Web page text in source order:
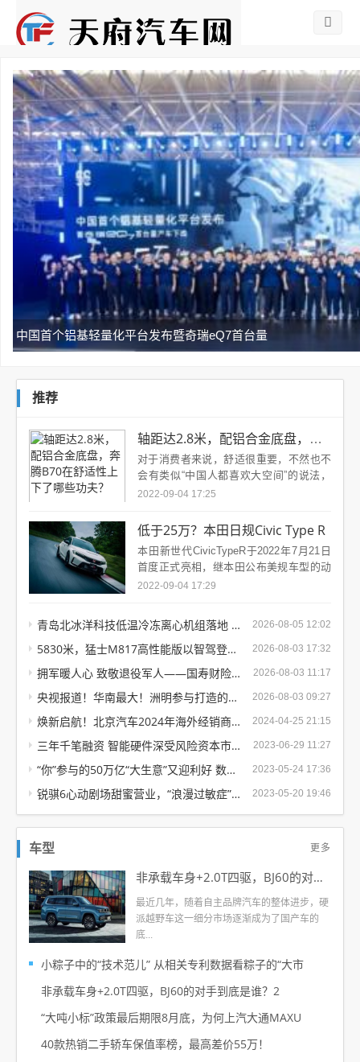
中国首个铝基轻量化平台发布暨奇瑞eQ7首台量
推荐
轴距达2.8米，配铝合金底盘，奔腾B70在舒
对于消费者来说，舒适很重要，不然也不
会有类似“中国人都喜欢大空间”的说法，
但是舒适的标准很难界定，影响一个人坐
2022-09-04 17:25
低于25万？本田日规Civic Type R
本田新世代CivicTypeR于2022年7月21日
首度正式亮相，继本田公布美规车型的动
力数据及配备后，近日新世代CivicTypeR
2022-09-04 17:29
青岛北冰洋科技低温冷冻离心机组落地 工业冷冻能效再升级 2026-08-05 12:02
5830米，猛士M817高性能版以智驾登顶世界公路之巅 2026-08-03 17:32
拥军暖人心 致敬退役军人——国寿财险常德中支积极参与“八 2026-08-03 11:17
央视报道！华南最大！洲明参与打造的深圳自然博物馆火了！ 2026-08-03 09:27
焕新启航！北京汽车2024年海外经销商商务盛典隆重举办 2024-04-25 21:15
三年千笔融资 智能硬件深受风险资本市场关注 2023-06-29 11:27
“你”参与的50万亿“大生意”又迎利好 数字经济大有可为 2023-05-24 17:36
锐骐6心动剧场甜蜜营业，“浪漫过敏症”有救了 2023-05-20 19:46
车型 更多
非承载车身+2.0T四驱，BJ60的对手到底
最近几年，随着自主品牌汽车的整体进步，硬
派越野车这一细分市场逐渐成为了国产车的
底...
小粽子中的“技术范儿” 从相关专利数据看粽子的“大市
非承载车身+2.0T四驱，BJ60的对手到底是谁？2
“大吨小标”政策最后期限8月底，为何上汽大通MAXU
40款热销二手轿车保值率榜，最高差价55万！